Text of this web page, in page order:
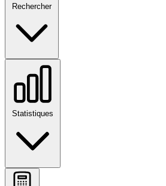
Rechercher
Statistiques